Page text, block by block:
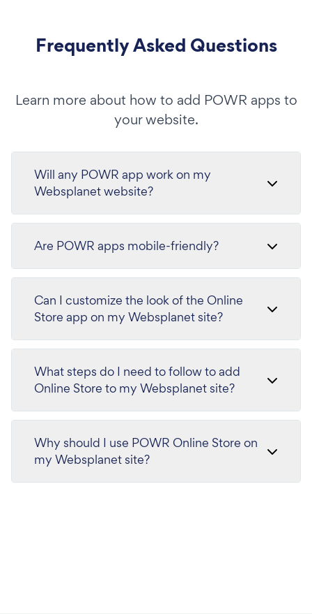
Frequently Asked Questions
Learn more about how to add POWR apps to
your website.
Will any POWR app work on my
Websplanet website?
Are POWR apps mobile-friendly?
Can I customize the look of the Online
Store app on my Websplanet site?
What steps do I need to follow to add
Online Store to my Websplanet site?
Why should I use POWR Online Store on
my Websplanet site?